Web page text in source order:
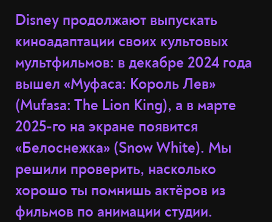
Disney продолжают выпускать
киноадаптации своих культовых
мультфильмов: в декабре 2024 года
вышел «Муфаса: Король Лев»
(Mufasa: The Lion King), а в марте
2025-го на экране появится
«Белоснежка» (Snow White). Мы
решили проверить, насколько
хорошо ты помнишь актёров из
фильмов по анимации студии.